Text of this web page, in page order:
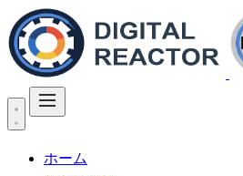
ホーム